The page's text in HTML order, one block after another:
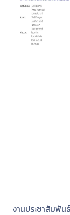
งานประชาสัมพันธ์